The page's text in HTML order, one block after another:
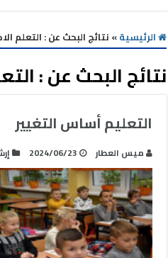
الرئيسية» نتائج البحث عن : التعلم
نتائج البحث عن :
التعليم أساس التغيير
ميس العطار 2024/06/23